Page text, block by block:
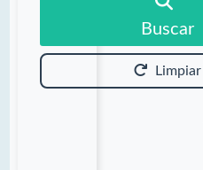
Buscar
Limpiar